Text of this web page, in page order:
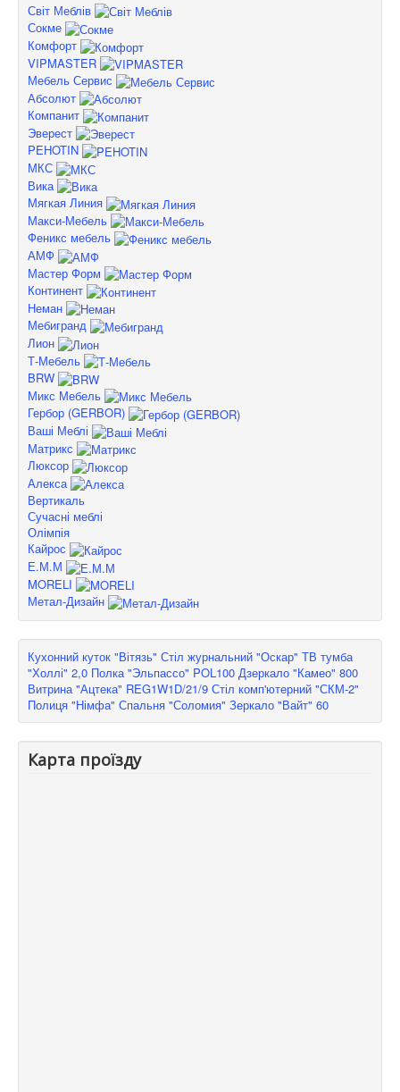
Світ Меблів
Сокме
Комфорт
VIPMASTER
Мебель Сервис
Абсолют
Компанит
Эверест
PEHOTIN
МКС
Вика
Мягкая Линия
Макси-Мебель
Феникс мебель
АМФ
Мастер Форм
Континент
Неман
Мебигранд
Лион
Т-Мебель
BRW
Микс Мебель
Гербор (GERBOR)
Ваші Меблі
Матрикс
Люксор
Алекса
Вертикаль
Сучасні меблі
Олімпія
Кайрос
Е.М.М
MORELI
Метал-Дизайн
Кухонний куток "Вітязь" Стіл журнальний "Оскар" ТВ тумба
"Холлі" 2,0 Полка "Эльпассо" POL100 Дзеркало "Камео" 800
Витрина "Ацтека" REG1W1D/21/9 Стіл комп'ютерний "СКМ-2"
Полиця "Німфа" Спальня "Соломия" Зеркало "Вайт" 60
Карта проїзду